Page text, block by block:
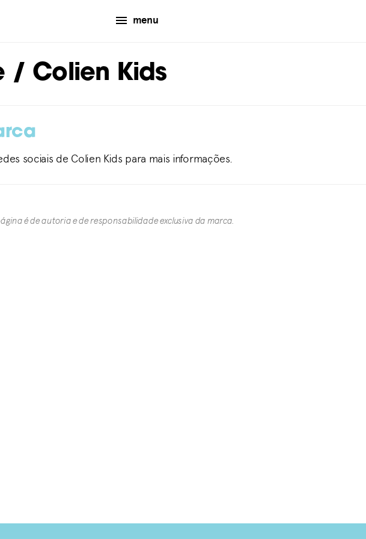
menu
/ Colien Kids
sociais de Colien Kids para mais informações.
é de autoria e de responsabilidade exclusiva da marca.​